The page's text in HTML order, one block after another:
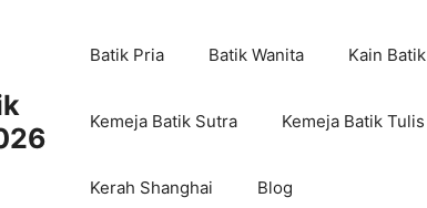
Batik Pria Batik Wanita Kain Batik
Kemeja Batik Sutra Kemeja Batik Tulis
Kerah Shanghai Blog